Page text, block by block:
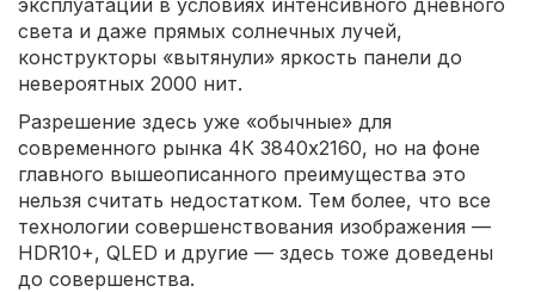
эксплуатации в условиях интенсивного дневного
света и даже прямых солнечных лучей,
конструкторы «вытянули» яркость панели до
невероятных 2000 нит.
Разрешение здесь уже «обычные» для
современного рынка 4К 3840x2160, но на фоне
главного вышеописанного преимущества это
нельзя считать недостатком. Тем более, что все
технологии совершенствования изображения —
HDR10+, QLED и другие — здесь тоже доведены
до совершенства.